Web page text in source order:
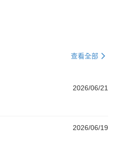
查看全部
2026/06/21
2026/06/19